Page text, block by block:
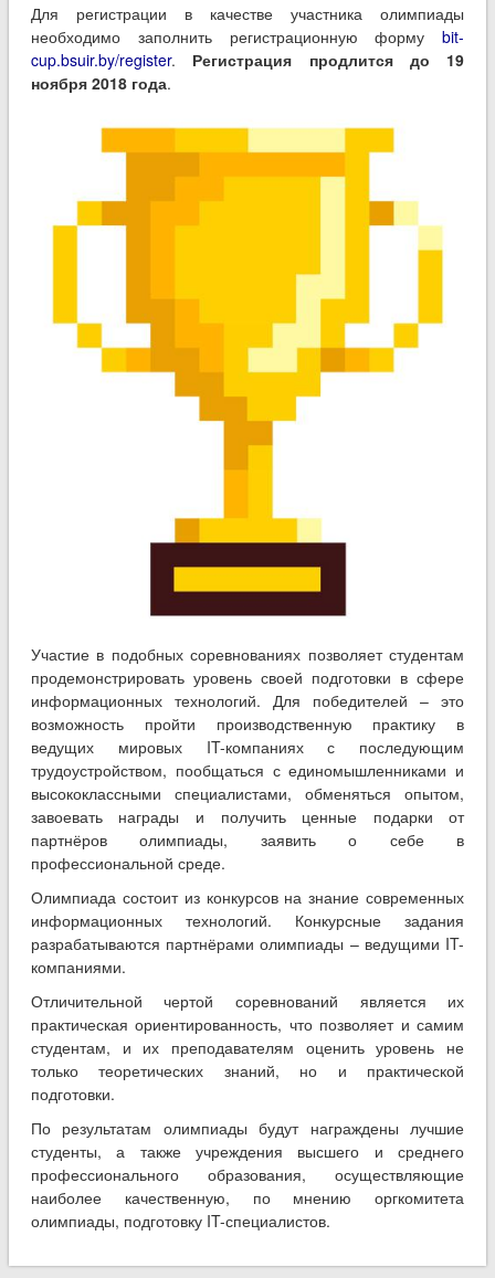
Для регистрации в качестве участника олимпиады
необходимо заполнить регистрационную формуbit-
cup.bsuir.by/register. Регистрация продлится до 19
ноября 2018 года.
Участие в подобных соревнованиях позволяет студентам
продемонстрировать уровень своей подготовки в сфере
информационных технологий. Для победителей – это
возможность пройти производственную практику в
ведущих мировых IT-компаниях с последующим
трудоустройством, пообщаться с единомышленниками и
высококлассными специалистами, обменяться опытом,
завоевать награды и получить ценные подарки от
партнёров олимпиады, заявить о себе в
профессиональной среде.
Олимпиада состоит из конкурсов на знание современных
информационных технологий. Конкурсные задания
разрабатываются партнёрами олимпиады – ведущими IT-
компаниями.
Отличительной чертой соревнований является их
практическая ориентированность, что позволяет и самим
студентам, и их преподавателям оценить уровень не
только теоретических знаний, но и практической
подготовки.
По результатам олимпиады будут награждены лучшие
студенты, а также учреждения высшего и среднего
профессионального образования, осуществляющие
наиболее качественную, по мнению оргкомитета
олимпиады, подготовку IT-специалистов.